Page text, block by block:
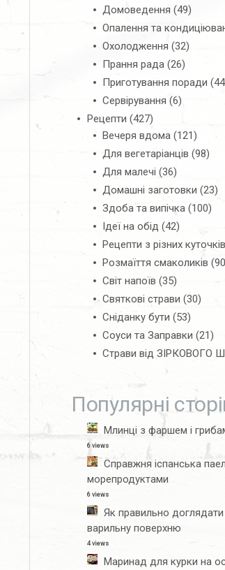
Домоведення (49)
Опалення та
Охолодження (32)
Прання рада (26)
Приготування поради
Сервірування (6)
Рецепти (427)
Вечеря вдома (121)
Для вегетаріанців (98)
Для малечі (36)
Домашні заготовки (23)
Здоба та випічка (100)
Ідеї на обід (42)
Рецепти з різних
Розмаїття смаколиків
Світ напоїв (35)
Святкові страви (30)
Сніданку бути (53)
Соуси та Заправки (21)
Страви від ЗІРКОВОГО
Популярні
Млинці з фаршем і
6 views
Справжня іспанська
морепродуктами
6 views
Як правильно доглядати
варильну поверхню
4 views
Маринад для курки на